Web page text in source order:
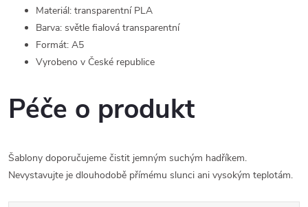
Materiál: transparentní PLA
Barva: světle fialová transparentní
Formát: A5
Vyrobeno v České republice
Péče o produkt
Šablony doporučujeme čistit jemným suchým hadříkem.
Nevystavujte je dlouhodobě přímému slunci ani vysokým teplotám.